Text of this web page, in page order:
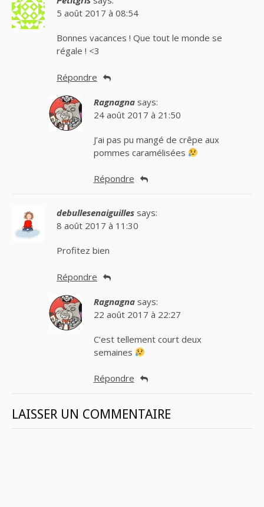
5 août 2017 à 08:54
Bonnes vacances ! Que tout le monde se
régale ! <3
Répondre
Ragnagna says:
24 août 2017 à 21:50
J’ai pas pu mangé de crêpe aux
pommes caramélisées
Répondre
debullesenaiguilles says:
8 août 2017 à 11:30
Profitez bien
Répondre
Ragnagna says:
22 août 2017 à 22:27
C’est tellement court deux
semaines
Répondre
LAISSER UN COMMENTAIRE